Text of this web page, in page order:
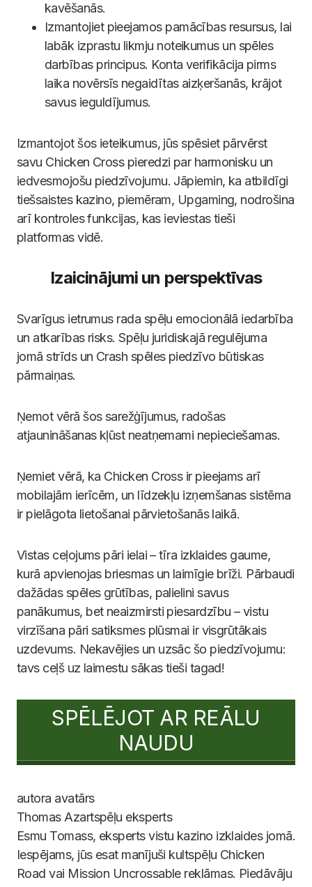
kavēšanās.
Izmantojiet pieejamos pamācības resursus, lai
labāk izprastu likmju noteikumus un spēles
darbības principus. Konta verifikācija pirms
laika novērsīs negaidītas aizķeršanās, krājot
savus ieguldījumus.
Izmantojot šos ieteikumus, jūs spēsiet pārvērst
savu Chicken Cross pieredzi par harmonisku un
iedvesmojošu piedzīvojumu. Jāpiemin, ka atbildīgi
tiešsaistes kazino, piemēram, Upgaming, nodrošina
arī kontroles funkcijas, kas ieviestas tieši
platformas vidē.
Izaicinājumi un perspektīvas
Svarīgus ietrumus rada spēļu emocionālā iedarbība
un atkarības risks. Spēļu juridiskajā regulējuma
jomā strīds un Crash spēles piedzīvo būtiskas
pārmaiņas.
Ņemot vērā šos sarežģījumus, radošas
atjaunināšanas kļūst neatņemami nepieciešamas.
Ņemiet vērā, ka Chicken Cross ir pieejams arī
mobilajām ierīcēm, un līdzekļu izņemšanas sistēma
ir pielāgota lietošanai pārvietošanās laikā.
Vistas ceļojums pāri ielai – tīra izklaides gaume,
kurā apvienojas briesmas un laimīgie brīži. Pārbaudi
dažādas spēles grūtības, palielini savus
panākumus, bet neaizmirsti piesardzību – vistu
virzīšana pāri satiksmes plūsmai ir visgrūtākais
uzdevums. Nekavējies un uzsāc šo piedzīvojumu:
tavs ceļš uz laimestu sākas tieši tagad!
SPĒLĒJOT AR REĀLU
NAUDU
Thomas Azartspēļu eksperts
Esmu Tomass, eksperts vistu kazino izklaides jomā.
Iespējams, jūs esat manījuši kultspēļu Chicken
Road vai Mission Uncrossable reklāmas. Piedāvāju